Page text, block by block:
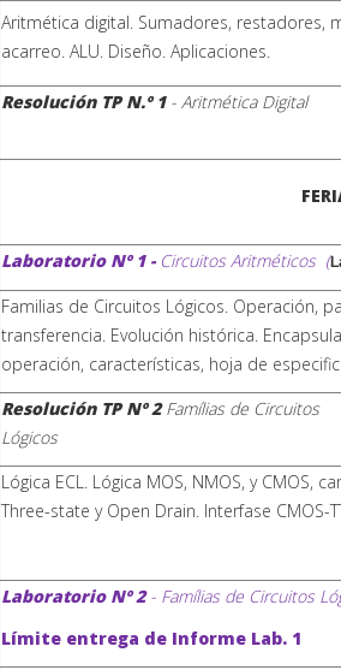
Aritmética digital. Sumadores, restadores,
acarreo. ALU. Diseño. Aplicaciones.
Resolución TP N.º 1 - Aritmética Digital
LaboratorioNº 1 - Circuitos Aritméticos (
Familias de Circuitos Lógicos. Operación,
transferencia. Evolución histórica.
operación, características, hoja de
ResoluciónTP Nº 2Famílias de Circuitos
Lógicos
Lógica ECL. Lógica MOS, NMOS, y CMOS,
Three-state y Open Drain. Interfase CMOS-
LaboratorioNº 2- Famílias de Circuitos
Límite entrega de Informe Lab. 1